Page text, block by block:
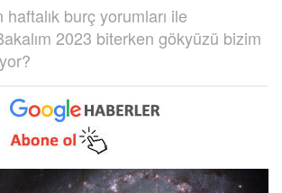
haftalık burç yorumları ile
2023 biterken gökyüzü bizim